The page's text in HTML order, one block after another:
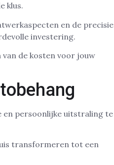
klus.
en de precisie
investering.
de kosten voor jouw
en persoonlijke uitstraling te
transformeren tot een